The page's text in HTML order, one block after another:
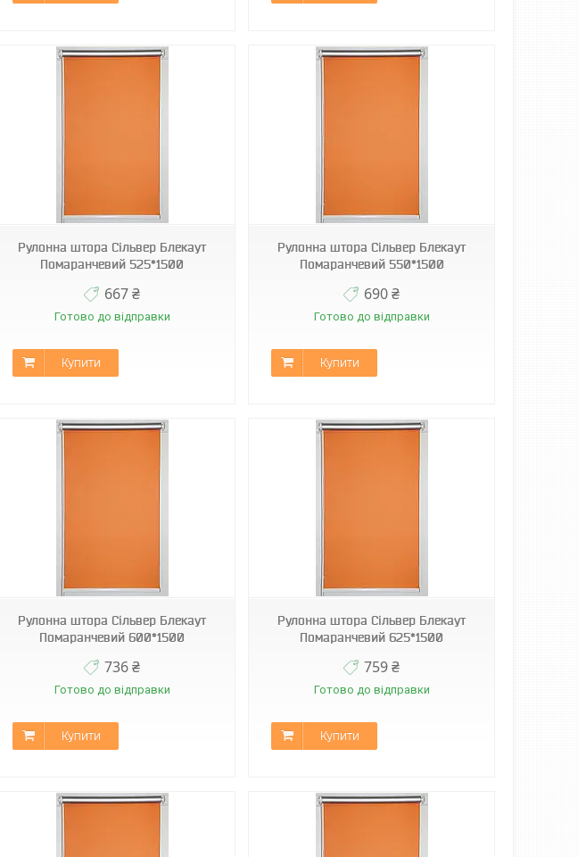
Рулонна штора Сільвер Блекаут
Помаранчевий 525*1500
667 ₴
Готово до відправки
Купити
Рулонна штора Сільвер Блекаут
Помаранчевий 550*1500
690 ₴
Готово до відправки
Купити
Рулонна штора Сільвер Блекаут
Помаранчевий 600*1500
736 ₴
Готово до відправки
Купити
Рулонна штора Сільвер Блекаут
Помаранчевий 625*1500
759 ₴
Готово до відправки
Купити